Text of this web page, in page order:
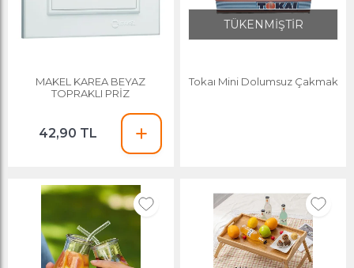
MAKEL KAREA BEYAZ
TOPRAKLI PRİZ
42,90 TL
TÜKENMİŞTİR
Tokaı Mini Dolumsuz Çakmak